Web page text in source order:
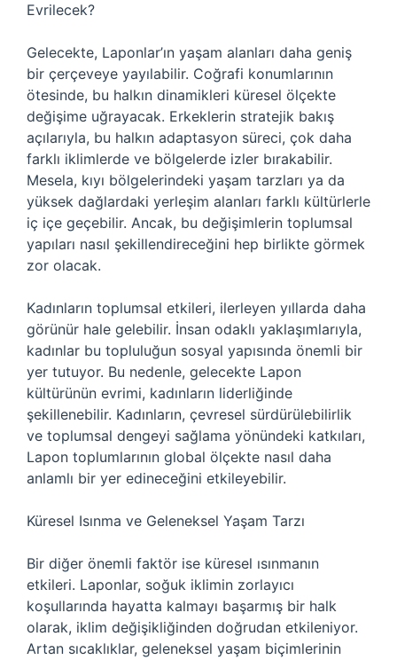
Evrilecek?
Gelecekte, Laponlar’ın yaşam alanları daha geniş
bir çerçeveye yayılabilir. Coğrafi konumlarının
ötesinde, bu halkın dinamikleri küresel ölçekte
değişime uğrayacak. Erkeklerin stratejik bakış
açılarıyla, bu halkın adaptasyon süreci, çok daha
farklı iklimlerde ve bölgelerde izler bırakabilir.
Mesela, kıyı bölgelerindeki yaşam tarzları ya da
yüksek dağlardaki yerleşim alanları farklı kültürlerle
iç içe geçebilir. Ancak, bu değişimlerin toplumsal
yapıları nasıl şekillendireceğini hep birlikte görmek
zor olacak.
Kadınların toplumsal etkileri, ilerleyen yıllarda daha
görünür hale gelebilir. İnsan odaklı yaklaşımlarıyla,
kadınlar bu topluluğun sosyal yapısında önemli bir
yer tutuyor. Bu nedenle, gelecekte Lapon
kültürünün evrimi, kadınların liderliğinde
şekillenebilir. Kadınların, çevresel sürdürülebilirlik
ve toplumsal dengeyi sağlama yönündeki katkıları,
Lapon toplumlarının global ölçekte nasıl daha
anlamlı bir yer edineceğini etkileyebilir.
Küresel Isınma ve Geleneksel Yaşam Tarzı
Bir diğer önemli faktör ise küresel ısınmanın
etkileri. Laponlar, soğuk iklimin zorlayıcı
koşullarında hayatta kalmayı başarmış bir halk
olarak, iklim değişikliğinden doğrudan etkileniyor.
Artan sıcaklıklar, geleneksel yaşam biçimlerinin